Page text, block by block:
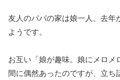
友人のパパの家は娘一人。去年
ようです。
お互い「娘が趣味。娘にメロ
間に偶然あったのですが、立